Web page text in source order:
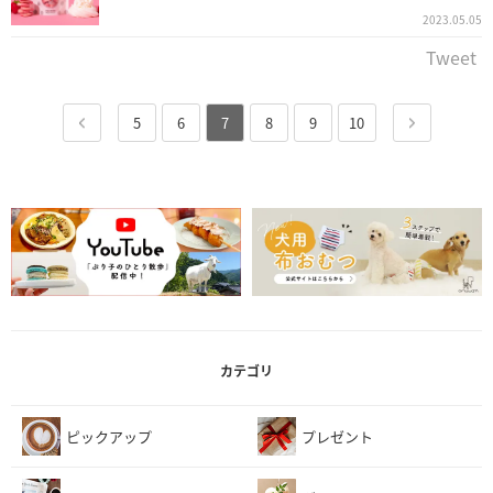
2023.05.05
Tweet
5 6 7 8 9 10
カテゴリ
ピックアップ プレゼント